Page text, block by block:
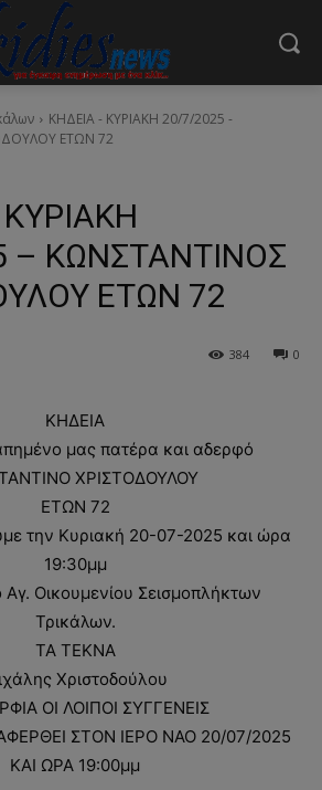
ΚΗΔΕΙΑ - ΚΥΡΙΑΚΗ 20/7/2025 -
ΕΤΩΝ 72
– ΚΩΝΣΤΑΝΤΙΝΟΣ
ΕΤΩΝ 72
0
384
ΚΗΔΕΙΑ
μας πατέρα και αδερφό
ΧΡΙΣΤΟΔΟΥΛΟΥ
ΕΤΩΝ 72
την Κυριακή 20-07-2025 και ώρα
19:30μμ
Αγ. Οικουμενίου Σεισμοπλήκτων
Τρικάλων.
ΤΑ ΤΕΚΝΑ
Χριστοδούλου
ΟΙ ΛΟΙΠΟΙ ΣΥΓΓΕΝΕΙΣ
ΣΤΟΝ ΙΕΡΟ ΝΑΟ 20/07/2025
ΚΑΙ ΩΡΑ 19:00μμ